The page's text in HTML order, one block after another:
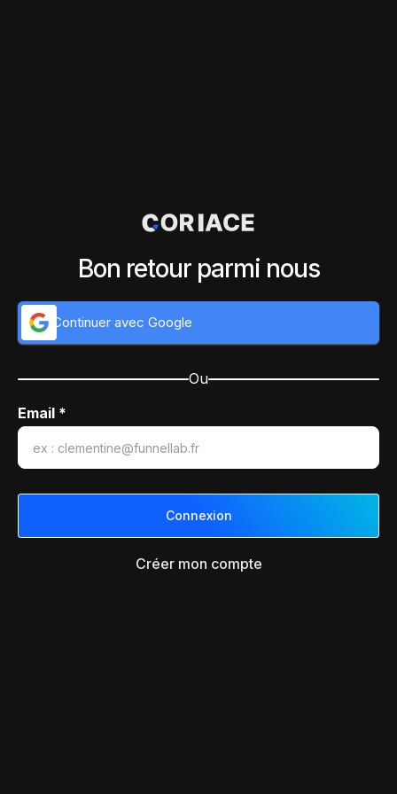
Bon retour parmi nous
Continuer avec Google
Ou
Email *
Créer mon compte